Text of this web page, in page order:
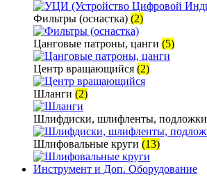
Фильтры (оснастка) (2)
Цанговые патроны, цанги (5)
Центр вращающийся (2)
Шланги (2)
Шлифдиски, шлифленты, подложки
Шлифовальные круги (13)
Инструмент и Доп. Оборудование